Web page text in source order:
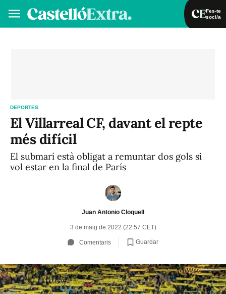
Fes-te
soci/a
DEPORTES
El Villarreal CF, davant el repte
més difícil
El submarí està obligat a remuntar dos gols si
vol estar en la final de París
Juan Antonio Cloquell
3 de maig de 2022 (22:57 CET)
Comentaris Guardar